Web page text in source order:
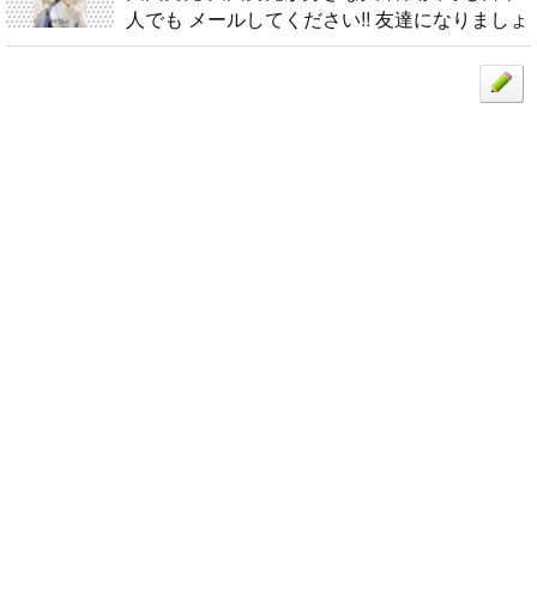
人でも メールしてください!! 友達になりましょ
う＼(^ー^)／..